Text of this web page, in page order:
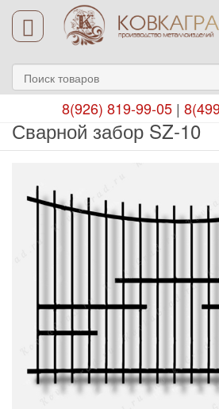
8(926) 819-99-05|
Сварной забор SZ-10